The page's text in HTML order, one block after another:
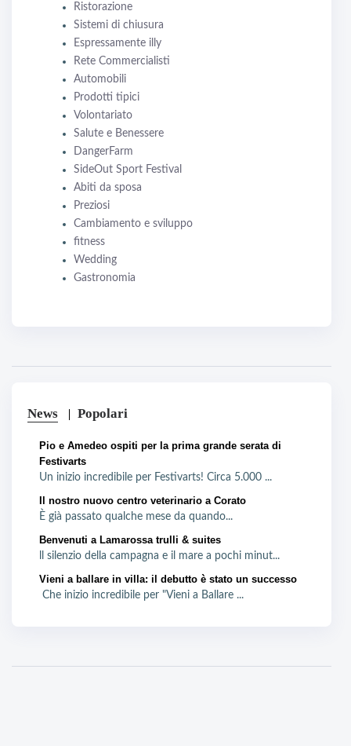
Ristorazione
Sistemi di chiusura
Espressamente illy
Rete Commercialisti
Automobili
Prodotti tipici
Volontariato
Salute e Benessere
DangerFarm
SideOut Sport Festival
Abiti da sposa
Preziosi
Cambiamento e sviluppo
fitness
Wedding
Gastronomia
News Popolari
Pio e Amedeo ospiti per la prima grande serata di
Festivarts
Un inizio incredibile per Festivarts! Circa 5.000 ...
Il nostro nuovo centro veterinario a Corato
È già passato qualche mese da quando...
Benvenuti a Lamarossa trulli & suites
ll silenzio della campagna e il mare a pochi minut...
Vieni a ballare in villa: il debutto è stato un successo
Che inizio incredibile per "Vieni a Ballare ...